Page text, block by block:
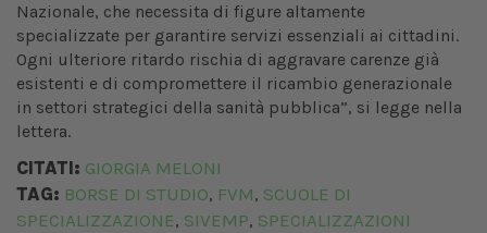
Nazionale, che necessita di figure altamente
specializzate per garantire servizi essenziali ai cittadini.
Ogni ulteriore ritardo rischia di aggravare carenze già
esistenti e di compromettere il ricambio generazionale
in settori strategici della sanità pubblica”, si legge nella
lettera.
CITATI: GIORGIA MELONI
TAG: BORSE DI STUDIO, FVM, SCUOLE DI
SPECIALIZZAZIONE, SIVEMP, SPECIALIZZAZIONI